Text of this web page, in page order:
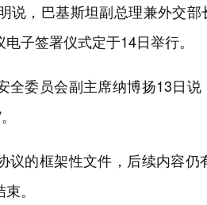
说，巴基斯坦副总理兼外交
子签署仪式定于14日举行。
全委员会副主席纳博扬13日
议的框架性文件，后续内容
。